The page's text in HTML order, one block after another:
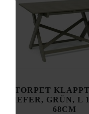
TORPET
KIEFER, GRÜN, L
68CM